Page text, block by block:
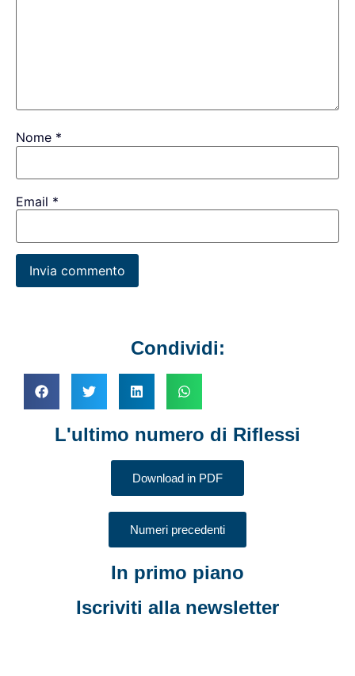
Nome *
Email *
Condividi:
L'ultimo numero di Riflessi
Download in PDF
Numeri precedenti
In primo piano
Iscriviti alla newsletter